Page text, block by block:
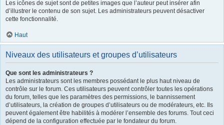
Les icônes de sujet sont de petites images que l’auteur peut insérer afin
d’illustrer le contenu de son sujet. Les administrateurs peuvent désactiver
cette fonctionnalité.
Haut
Niveaux des utilisateurs et groupes d’utilisateurs
Que sont les administrateurs ?
Les administrateurs sont les membres possédant le plus haut niveau de
contrôle sur le forum. Ces utilisateurs peuvent contrôler toutes les opérations
du forum, telles que les paramètres des permissions, le bannissement
d’utilisateurs, la création de groupes d’utilisateurs ou de modérateurs, etc. Ils
peuvent également être habilités à modérer l’ensemble des forums. Tout ceci
dépend de la configuration effectuée par le fondateur du forum.